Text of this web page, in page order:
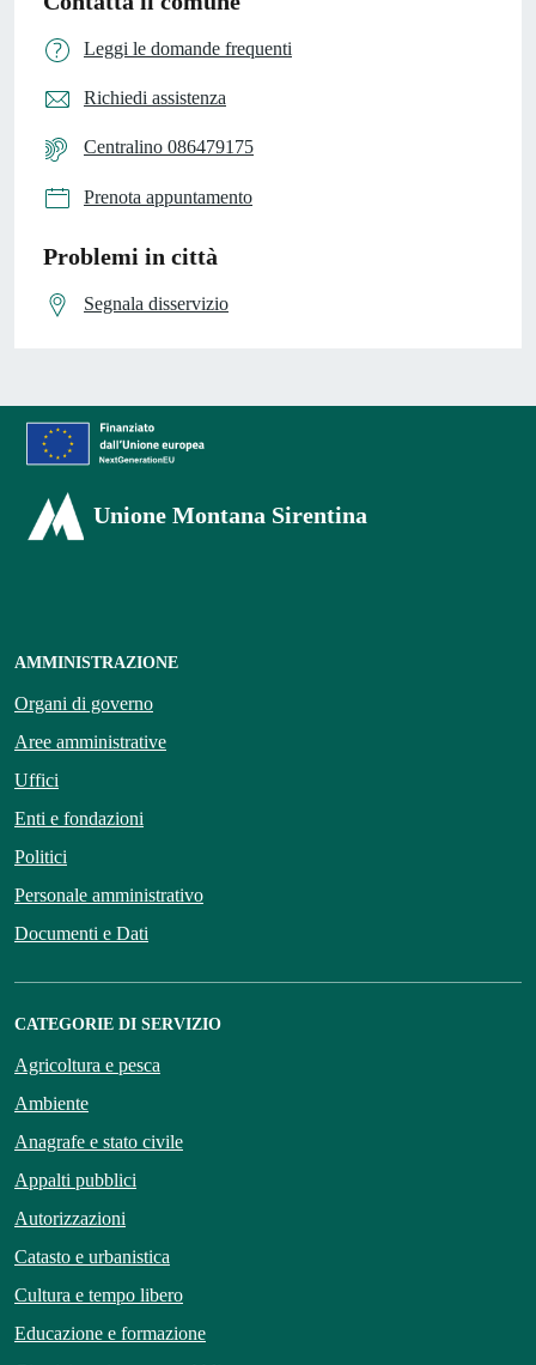
Leggi le domande frequenti
Richiedi assistenza
Centralino 086479175
Prenota appuntamento
Problemi in città
Segnala disservizio
Unione Montana Sirentina
AMMINISTRAZIONE
Organi di governo
Aree amministrative
Uffici
Enti e fondazioni
Politici
Personale amministrativo
Documenti e Dati
CATEGORIE DI SERVIZIO
Agricoltura e pesca
Ambiente
Anagrafe e stato civile
Appalti pubblici
Autorizzazioni
Catasto e urbanistica
Cultura e tempo libero
Educazione e formazione